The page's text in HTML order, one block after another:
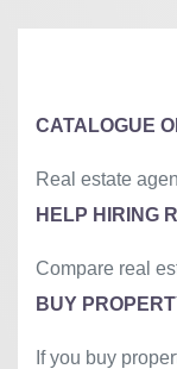
CATALOGUE
Real estate
HELP HIRING
Compare real
BUY
If you buy